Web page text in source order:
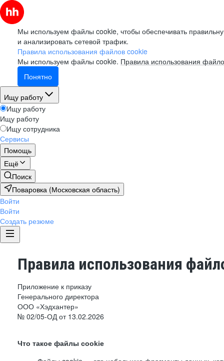
Мы используем файлы cookie, чтобы обеспечивать
и анализировать сетевой трафик.
Правила использования файлов cookie
Мы используем файлы cookie. Правила использования
Понятно
Ищу работу
Ищу работу
Ищу работу
Ищу сотрудника
Сервисы
Помощь
Ещё
Поиск
Поваровка (Московская область)
Войти
Войти
Создать резюме
Правила использования
Приложение к приказу
Генерального директора
ООО «Хэдхантер»
№ 02/05-ОД от 13.02.2026
Что такое файлы cookie